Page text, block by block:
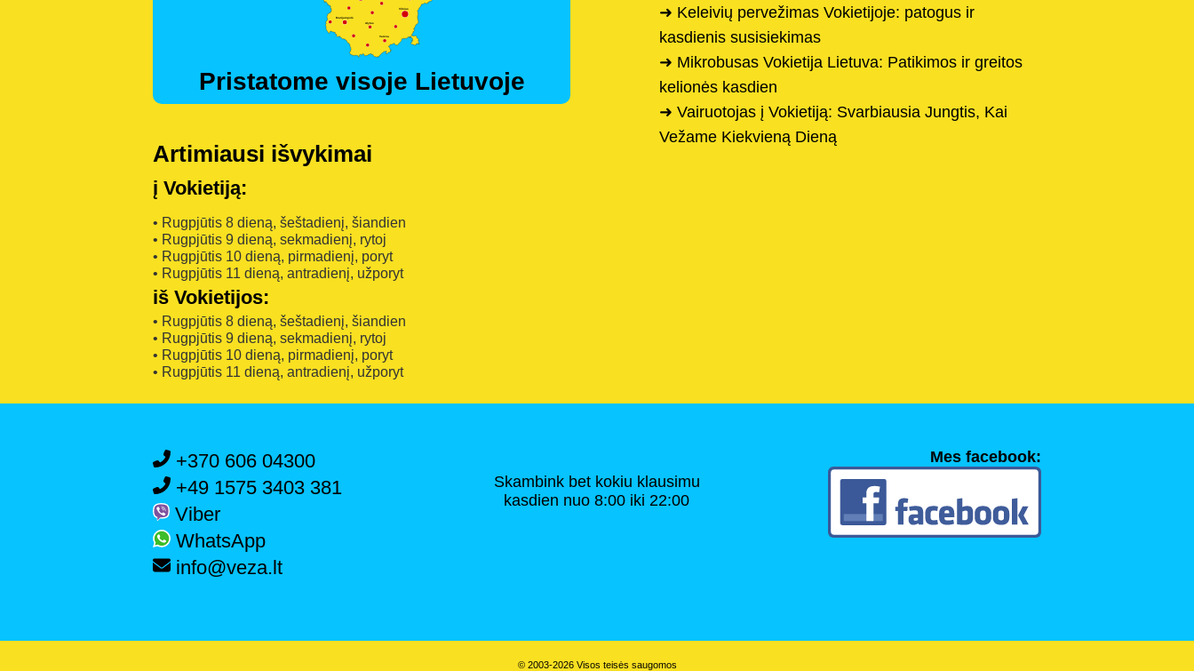
Pristatome visoje Lietuvoje
Artimiausi išvykimai
į Vokietiją:
• Rugpjūtis 8 dieną, šeštadienį, šiandien
• Rugpjūtis 9 dieną, sekmadienį, rytoj
• Rugpjūtis 10 dieną, pirmadienį, poryt
• Rugpjūtis 11 dieną, antradienį, užporyt
iš Vokietijos:
• Rugpjūtis 8 dieną, šeštadienį, šiandien
• Rugpjūtis 9 dieną, sekmadienį, rytoj
• Rugpjūtis 10 dieną, pirmadienį, poryt
• Rugpjūtis 11 dieną, antradienį, užporyt
➜ Keleivių pervežimas Vokietijoje: patogus ir
kasdienis susisiekimas
➜ Mikrobusas Vokietija Lietuva: Patikimos ir greitos
kelionės kasdien
➜ Vairuotojas į Vokietiją: Svarbiausia Jungtis, Kai
Vežame Kiekvieną Dieną
+370 606 04300
+49 1575 3403 381
Viber
WhatsApp
info@veza.lt
Skambink bet kokiu klausimu
kasdien nuo 8:00 iki 22:00
Mes facebook:
© 2003-2026 Visos teisės saugomos